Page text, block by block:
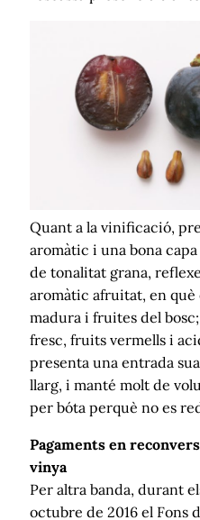
Quant a la vinificació,
aromàtic i una bona
de tonalitat grana,
aromàtic afruitat, en
madura i fruites del
fresc, fruits vermells i
presenta una entrada
llarg, i manté molt de
per bóta perquè no es
Pagaments en
vinya
Per altra banda, durant
octubre de 2016 el Fons